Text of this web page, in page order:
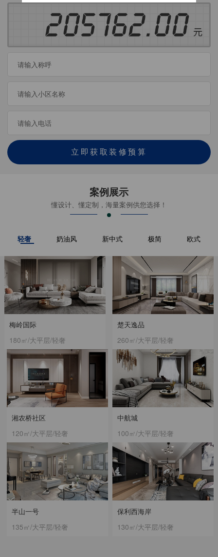
立即获取装修预算
案例展示
懂设计、懂定制，海量案例供您选择！
轻奢 奶油风 新中式 极简 欧式
梅岭国际
180㎡/大平层/轻奢
楚天逸品
260㎡/大平层/轻奢
中航城
100㎡/大平层/轻奢
湘农桥社区
120㎡/大平层/轻奢
保利西海岸
130㎡/大平层/轻奢
半山一号
135㎡/大平层/轻奢